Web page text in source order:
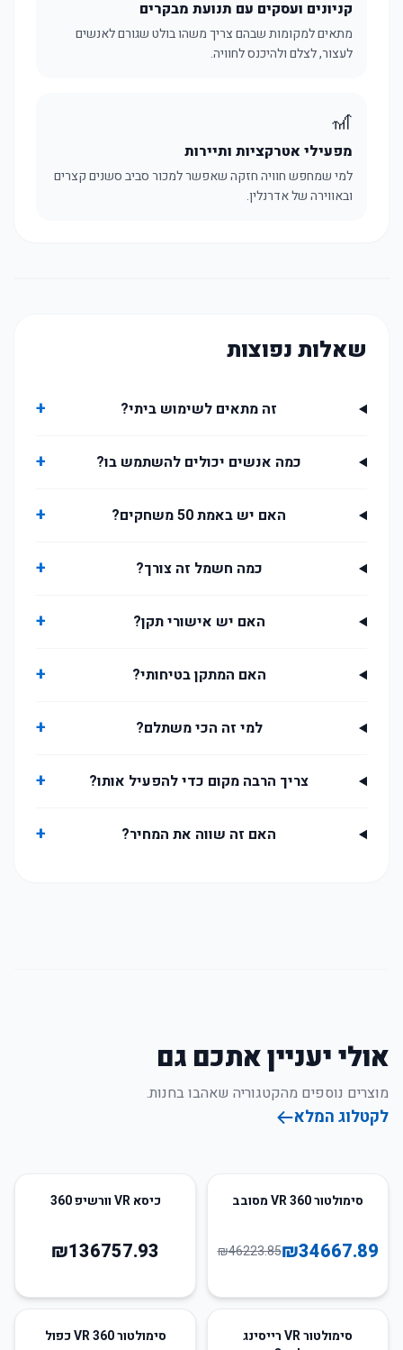
קניונים ועסקים עם תנועת מבקרים
מתאים למקומות שבהם צריך משהו בולט שגורם לאנשים
לעצור, לצלם ולהיכנס לחוויה.
🎢
מפעילי אטרקציות ותיירות
למי שמחפש חוויה חזקה שאפשר למכור סביב סשנים קצרים
ובאווירה של אדרנלין.
שאלות נפוצות
זה מתאים לשימוש ביתי? +
כמה אנשים יכולים להשתמש בו? +
האם יש באמת 50 משחקים? +
כמה חשמל זה צורך? +
האם יש אישורי תקן? +
האם המתקן בטיחותי? +
למי זה הכי משתלם? +
צריך הרבה מקום כדי להפעיל אותו? +
האם זה שווה את המחיר? +
אולי יעניין אתכם גם
מוצרים נוספים מהקטגוריה שאהבו בחנות.
לקטלוג המלא
25
סימולטור VR 360 מסובב
₪34667.89
₪46223.85
כיסא VR וורשיפ 360
₪136757.93
סימולטור VR רייסינג
סימולטור VR 360 כפול